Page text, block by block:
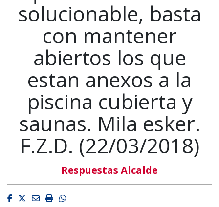
solucionable, basta
con mantener
abiertos los que
estan anexos a la
piscina cubierta y
saunas. Mila esker.
F.Z.D. (22/03/2018)
Respuestas Alcalde
Facebook
Twitter
EmailImprimirWhatsapp